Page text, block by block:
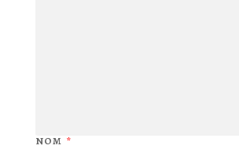
NOM *